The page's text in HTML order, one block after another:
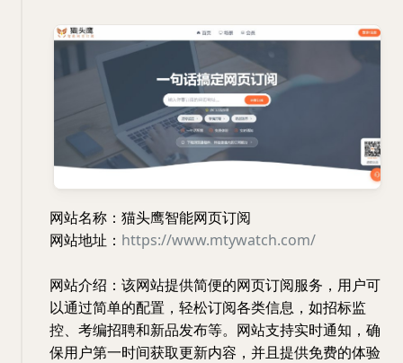
网站名称：猫头鹰智能网页订阅
网站地址： https://www.mtywatch.com/
网站介绍：该网站提供简便的网页订阅服务，用户可
以通过简单的配置，轻松订阅各类信息，如招标监
控、考编招聘和新品发布等。网站支持实时通知，确
保用户第一时间获取更新内容，并且提供免费的体验